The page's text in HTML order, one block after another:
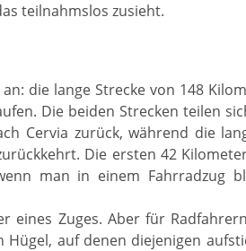
teilnahmslos zusieht.
die lange Strecke von 148
Die beiden Strecken teilen
Cervia zurück, während die
Die ersten 42
man in einem Fahrradzug
eines Zuges. Aber für
auf denen diejenigen